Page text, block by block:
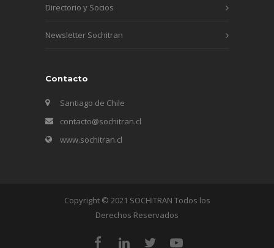
Directorio y Socios
Newsletter Sochitran
Contacto
Santiago de Chile
contacto@sochitran.cl
www.sochitran.cl
Copyright © 2021 SOCHITRAN Todos los
Derechos Reservados